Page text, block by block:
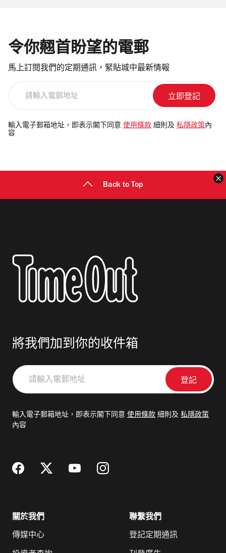
令你翹首盼望的電郵
馬上訂閱我們的定期通訊，緊貼城中最新情報
電
郵
輸入電子郵箱地址，即表示閣下同意 使用條款 細則及 私隱政策 內
容
Back to Top
將我們加到你的收件箱
請
輸
郵
輸入電子郵箱地址，即表示閣下同意 使用條款 細則及 私隱政策
內容
關於我們
傳媒中心
聯繫我們
登記定期通訊